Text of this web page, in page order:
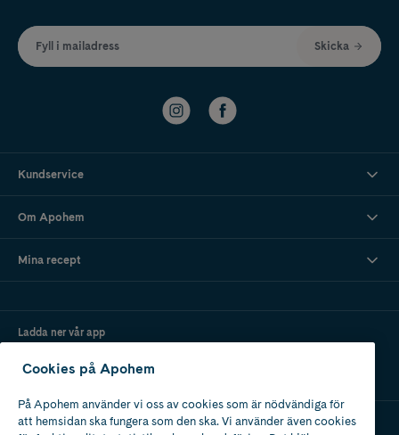
Fyll i mailadress Skicka
Kundservice
Om Apohem
Mina recept
Ladda ner vår app
Cookies på Apohem
På Apohem använder vi oss av cookies som är nödvändiga för
att hemsidan ska fungera som den ska. Vi använder även cookies